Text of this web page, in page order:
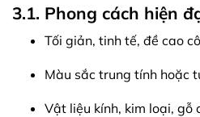
3.1. Phong cách hiện
Tối giản, tinh tế, đề cao
Màu sắc trung tính hoặc
Vật liệu kính, kim loại, gỗ